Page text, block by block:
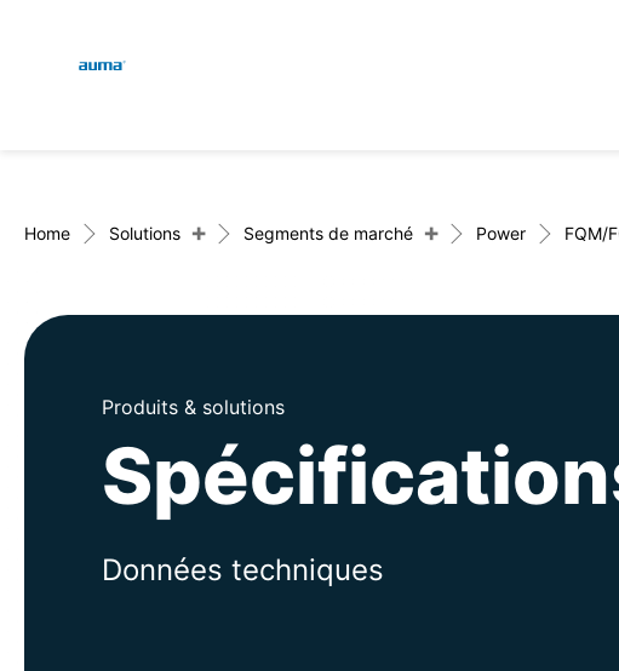
Europe
Asie et Océanie
Amérique du Nord
Home Solutions + Segments de marché + Power FQM/
Produits & solutions
Données techniques